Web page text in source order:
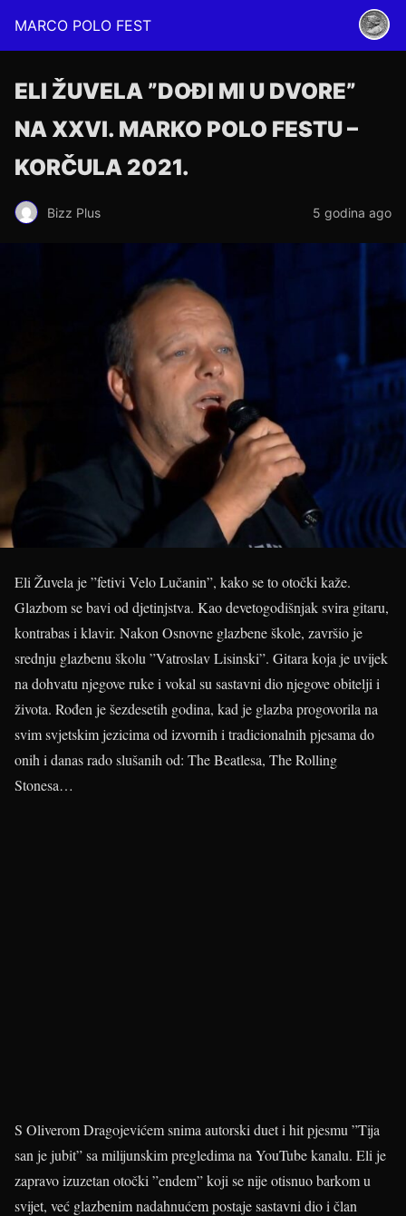
MARCO POLO FEST
ELI ŽUVELA ”DOĐI MI U DVORE”
NA XXVI. MARKO POLO FESTU –
KORČULA 2021.
Bizz Plus 5 godina ago
Eli Žuvela je ”fetivi Velo Lučanin”, kako se to otočki kaže.
Glazbom se bavi od djetinjstva. Kao devetogodišnjak svira gitaru,
kontrabas i klavir. Nakon Osnovne glazbene škole, završio je
srednju glazbenu školu ”Vatroslav Lisinski”. Gitara koja je uvijek
na dohvatu njegove ruke i vokal su sastavni dio njegove obitelji i
života. Rođen je šezdesetih godina, kad je glazba progovorila na
svim svjetskim jezicima od izvornih i tradicionalnih pjesama do
onih i danas rado slušanih od: The Beatlesa, The Rolling
Stonesa…
S Oliverom Dragojevićem snima autorski duet i hit pjesmu ”Tija
san je jubit” sa milijunskim pregledima na YouTube kanalu. Eli je
zapravo izuzetan otočki ”endem” koji se nije otisnuo barkom u
svijet, već glazbenim nadahnućem postaje sastavni dio i član